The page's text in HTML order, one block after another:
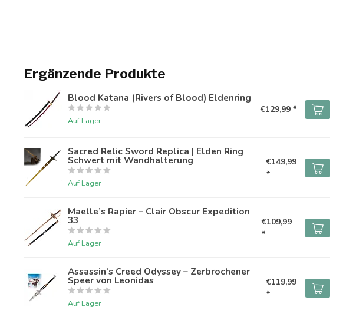
Ergänzende Produkte
Blood Katana (Rivers of Blood) Eldenring
Auf Lager
€129,99 *
Sacred Relic Sword Replica | Elden Ring
Schwert mit Wandhalterung
Auf Lager
€149,99
*
Maelle’s Rapier – Clair Obscur Expedition
33
Auf Lager
€109,99
*
Assassin’s Creed Odyssey – Zerbrochener
Speer von Leonidas
Auf Lager
€119,99
*